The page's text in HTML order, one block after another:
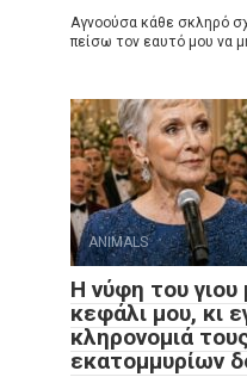
Αγνοούσα κάθε σκληρό
πείσω τον εαυτό μου να
ANIMALS
Η νύφη του γιου
κεφάλι μου, κι
κληρονομιά
εκατομμυρίων